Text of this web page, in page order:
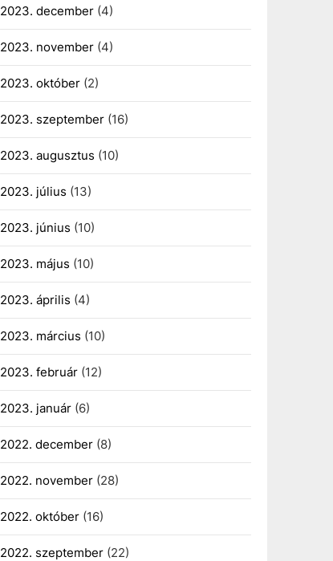
2023. december(4)
2023. november(4)
2023. október(2)
2023. szeptember(16)
2023. augusztus (10)
2023. július (13)
2023. június (10)
2023. május (10)
2023. április (4)
2023. március (10)
2023. február(12)
2023. január(6)
2022. december(8)
2022. november(28)
2022. október(16)
2022. szeptember(22)